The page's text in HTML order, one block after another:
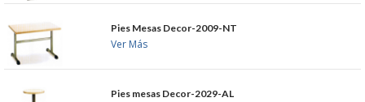
© 2026 SUMINISTROSCEM
TODOS LOS DERECHOS RESERVADOS
Pies Mesas Decor-2009-NT
Ver Más
Pies mesas Decor-2029-AL